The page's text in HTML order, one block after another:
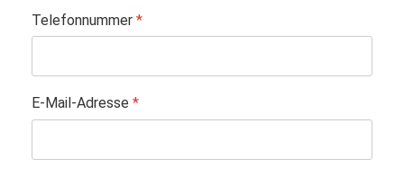
Telefonnummer *
E-Mail-Adresse *